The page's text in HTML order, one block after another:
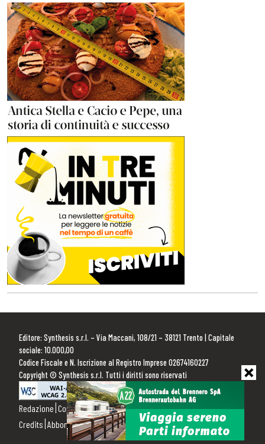
Editore: Synthesis s.r.l. – Via Maccani, 108/21 – 38121 Trento | Capitale
sociale: 10.000,00
Codice Fiscale e N. Iscrizione al Registro Imprese 02674160227
Copyright © Synthesis s.r.l. Tutti i diritti sono riservati
Redazione Contattaci Pubblicità Privacy Policy Cookie Policy
Credits Abbonamenti